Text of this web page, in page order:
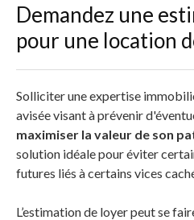
Demandez une
pour une location
Solliciter une expertise
avisée visant à prévenir
maximiser la valeur de son
solution idéale pour éviter
futures liés à certains vices
L’estimation de loyer peut se